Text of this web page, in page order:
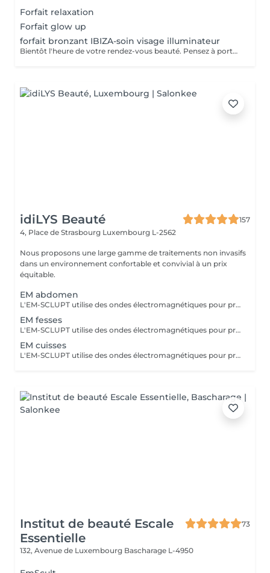
Forfait relaxation
Forfait glow up
forfait bronzant IBIZA-soin visage illuminateur
Bientôt l'heure de votre rendez-vous beauté. Pensez à porter des vêtements amples lors de votre rdv et à faire un gommage sur la zone où le soin bronzant sera appliqué. À très vite dans notre institut.
idiLYS Beauté
157
4, Place de Strasbourg Luxembourg L-2562
Nous proposons une large gamme de traitements non invasifs
dans un environnement confortable et convivial à un prix
équitable.
EM abdomen
L'EM-SCLUPT utilise des ondes électromagnétiques pour provoquer des contractions musculaires intenses afin de tonifier les muscles et réduire la graisse. La LUMINOTHÉRAPIE du visage consiste à exposer la peau à des lumières LED afin de stimuler le renouvellement cellulaire et améliorer l'éclat du teint.
EM fesses
L'EM-SCLUPT utilise des ondes électromagnétiques pour provoquer des contractions musculaires intenses afin de tonifier les muscles et réduire la graisse.
EM cuisses
L'EM-SCLUPT utilise des ondes électromagnétiques pour provoquer des contractions musculaires intenses afin de tonifier les muscles et réduire la graisse. La LUMINOTHÉRAPIE du visage consiste à exposer la peau à des lumières LED afin de stimuler le renouvellement cellulaire et améliorer l'éclat du teint.
Institut de beauté Escale
Essentielle
73
132, Avenue de Luxembourg Bascharage L-4950